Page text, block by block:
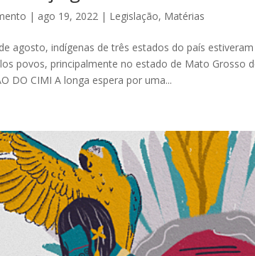
| ago 19, 2022 | Legislação, Matérias
agosto, indígenas de três estados do país
povos, principalmente no estado de Mato Grosso
DO CIMI A longa espera por uma...